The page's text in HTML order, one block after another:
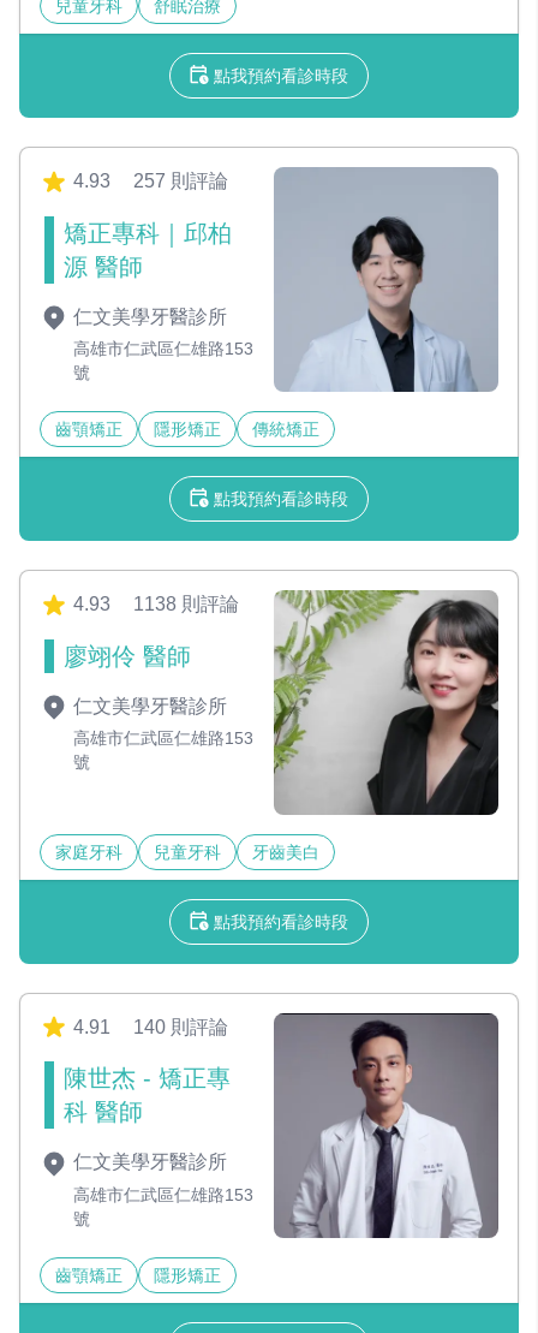
兒童牙科 舒眠治療
點我預約看診時段
4.93 257 則評論
矯正專科｜邱柏
源 醫師
仁文美學牙醫診所
高雄市仁武區仁雄路153
號
齒顎矯正 隱形矯正 傳統矯正
點我預約看診時段
4.93 1138 則評論
廖翊伶 醫師
仁文美學牙醫診所
高雄市仁武區仁雄路153
號
家庭牙科 兒童牙科 牙齒美白
點我預約看診時段
4.91 140 則評論
陳世杰 - 矯正專
科 醫師
仁文美學牙醫診所
高雄市仁武區仁雄路153
號
齒顎矯正 隱形矯正